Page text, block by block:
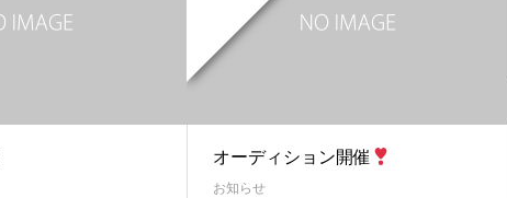
オーディション開催
お知らせ